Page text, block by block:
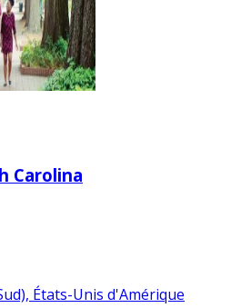
Carolina
États-Unis d'Amérique